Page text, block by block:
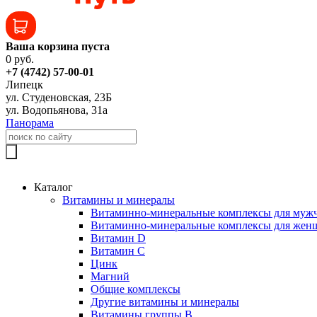
Ваша корзина пуста
0 руб.
+7 (4742) 57-00-01
Липецк
ул. Студеновская, 23Б
ул. Водопьянова, 31а
Панорама
Каталог
Витамины и минералы
Витаминно-минеральные комплексы для
Витаминно-минеральные комплексы для
Витамин D
Витамин C
Цинк
Магний
Общие комплексы
Другие витамины и минералы